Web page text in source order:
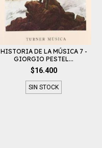
HISTORIA DE LA MÚSICA 7 -
GIORGIO PESTEL...
$16.400
SIN STOCK